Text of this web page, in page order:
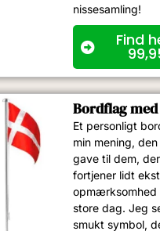
nissesamling!
Find
Bordflag
Et personligt
min mening,
gave til dem,
fortjener lidt
opmærksomhed
store dag. Jeg
smukt symbol,